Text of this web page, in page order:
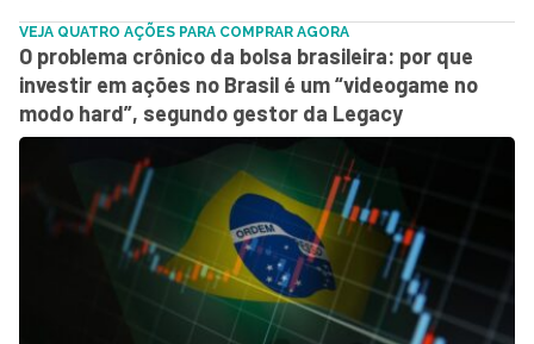
VEJA QUATRO AÇÕES PARA COMPRAR AGORA
O problema crônico da bolsa brasileira: por que
investir em ações no Brasil é um “videogame no
modo hard”, segundo gestor da Legacy